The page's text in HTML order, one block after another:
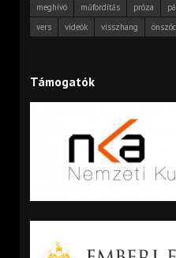
meghívó
műfordítás próza
vers
videók visszhang
Támogatók